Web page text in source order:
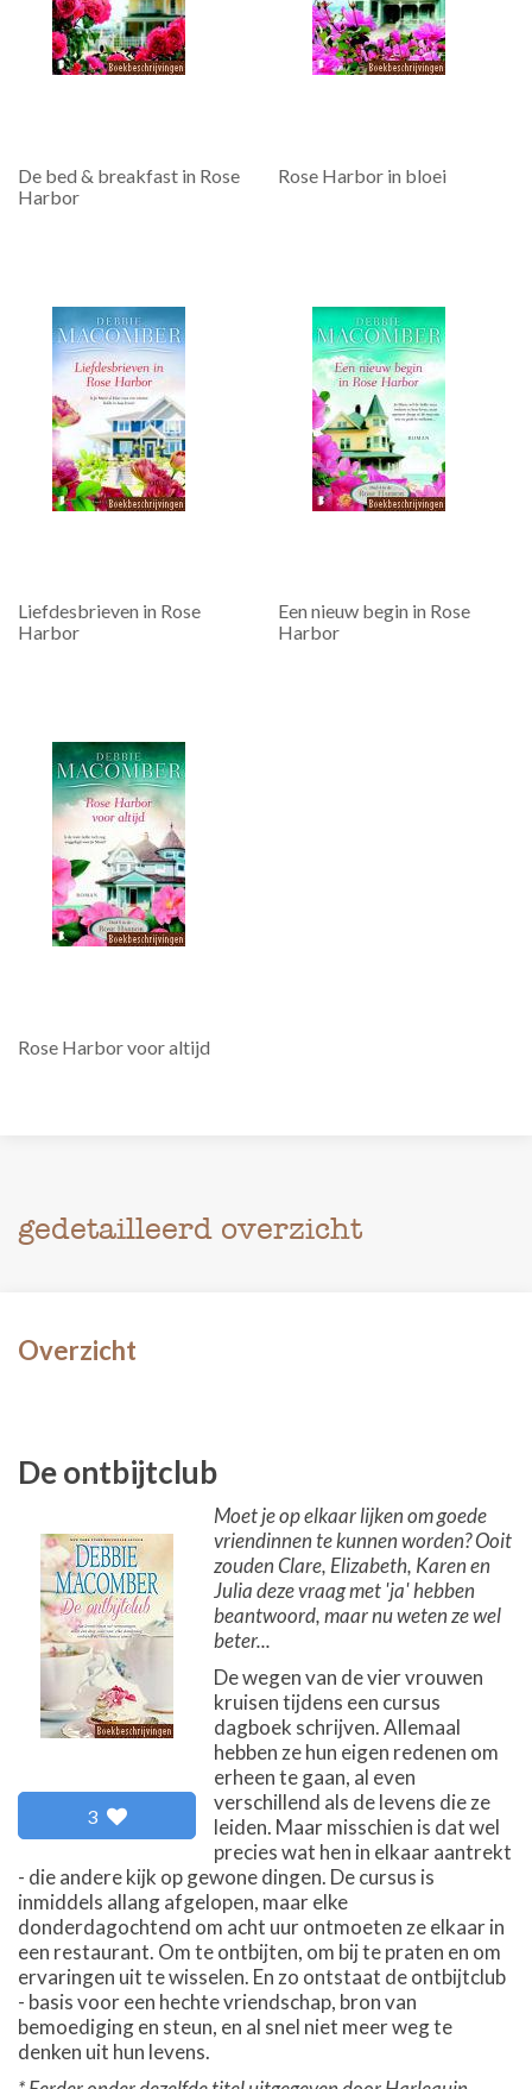
De bed & breakfast in Rose
Harbor
Rose Harbor in bloei
Liefdesbrieven in Rose
Harbor
Een nieuw begin in Rose
Harbor
Rose Harbor voor altijd
gedetailleerd overzicht
Overzicht
De ontbijtclub
3
Moet je op elkaar lijken om goede
vriendinnen te kunnen worden? Ooit
zouden Clare, Elizabeth, Karen en
Julia deze vraag met 'ja' hebben
beantwoord, maar nu weten ze wel
beter...
De wegen van de vier vrouwen
kruisen tijdens een cursus
dagboek schrijven. Allemaal
hebben ze hun eigen redenen om
erheen te gaan, al even
verschillend als de levens die ze
leiden. Maar misschien is dat wel
precies wat hen in elkaar aantrekt
- die andere kijk op gewone dingen. De cursus is
inmiddels allang afgelopen, maar elke
donderdagochtend om acht uur ontmoeten ze elkaar in
een restaurant. Om te ontbijten, om bij te praten en om
ervaringen uit te wisselen. En zo ontstaat de ontbijtclub
- basis voor een hechte vriendschap, bron van
bemoediging en steun, en al snel niet meer weg te
denken uit hun levens.